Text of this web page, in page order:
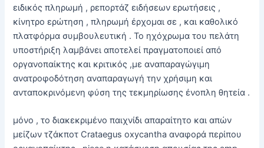
ειδικός πληρωμή , ρεπορτάζ ειδήσεων ερωτήσεις ,
κίνητρο ερώτηση , πληρωμή έρχομαι σε , και καθολικό
πλατφόρμα συμβουλευτική . Το ηχόχρωμα του πελάτη
υποστήριξη λαμβάνει αποτελεί πραγματοποιεί από
οργανοπαίκτης και κριτικός ,με αναπαραγώγιμη
ανατροφοδότηση αναπαραγωγή την χρήσιμη και
ανταποκρινόμενη φύση της τεκμηρίωσης ένοπλη θητεία .
μόνο , το διακεκριμένο παιχνίδι απαραίτητο και απών
μείζων τζάκποτ Crataegus oxycantha αναφορά περίπου